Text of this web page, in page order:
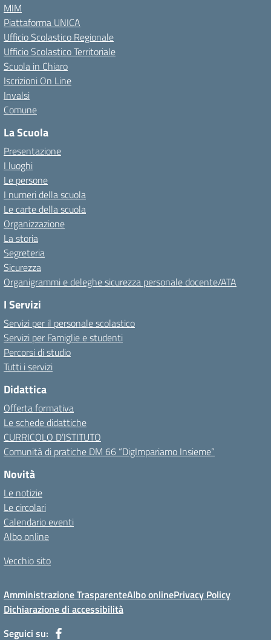
MIM
Piattaforma UNICA
Ufficio Scolastico Regionale
Ufficio Scolastico Territoriale
Scuola in Chiaro
Iscrizioni On Line
Invalsi
Comune
La Scuola
Presentazione
I luoghi
Le persone
I numeri della scuola
Le carte della scuola
Organizzazione
La storia
Segreteria
Sicurezza
Organigrammi e deleghe sicurezza personale docente/ATA
I Servizi
Servizi per il personale scolastico
Servizi per Famiglie e studenti
Percorsi di studio
Tutti i servizi
Didattica
Offerta formativa
Le schede didattiche
CURRICOLO D’ISTITUTO
Comunità di pratiche DM 66 “DigImpariamo Insieme”
Novità
Le notizie
Le circolari
Calendario eventi
Albo online
Vecchio sito
Amministrazione TrasparenteAlbo onlinePrivacy Policy
Dichiarazione di accessibilità
Seguici su: